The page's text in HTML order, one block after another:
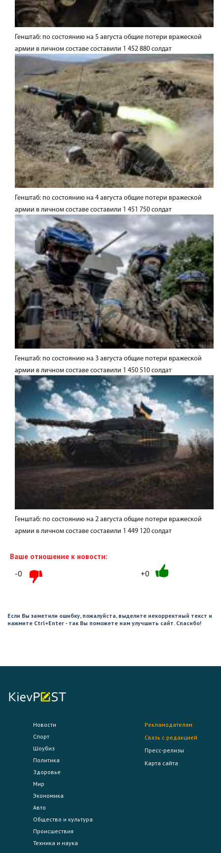
Генштаб: по состоянию на 5 августа общие потери вражеской
армии в личном составе составили 1 452 880 солдат
Генштаб: по состоянию на 4 августа общие потери вражеской
армии в личном составе составили 1 451 750 солдат
Генштаб: по состоянию на 3 августа общие потери вражеской
армии в личном составе составили 1 450 510 солдат
Генштаб: по состоянию на 2 августа общие потери вражеской
армии в личном составе составили 1 449 120 солдат
Ваше отношение к новости:
-0 +0
Если Вы заметили ошибку, пожалуйста, выделите некорректный текст и
нажмите Ctrl+Enter - так Вы поможете нам улучшить сайт. Спасибо!
Новости
Спорт
Шоубиз
Политика
Здоровье
Мир
Экономика
Авто
Общество и культура
Происшествия
Техника и наука
Рекламодателям
Связь с редакцией
Пресс-релизы
Карта сайта